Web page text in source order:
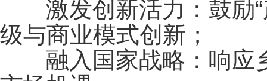
激发创新活力：鼓励“
级与商业模式创新；
融入国家战略：响应